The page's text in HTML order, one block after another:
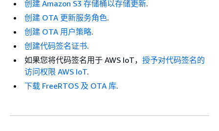
创建 Amazon S3 存储桶以存储更新.
创建 OTA 更新服务角色.
创建 OTA 用户策略.
创建代码签名证书.
如果您将代码签名用于 AWS IoT， 授予对代码签名的
访问权限 AWS IoT.
下载 FreeRTOS 及 OTA 库.